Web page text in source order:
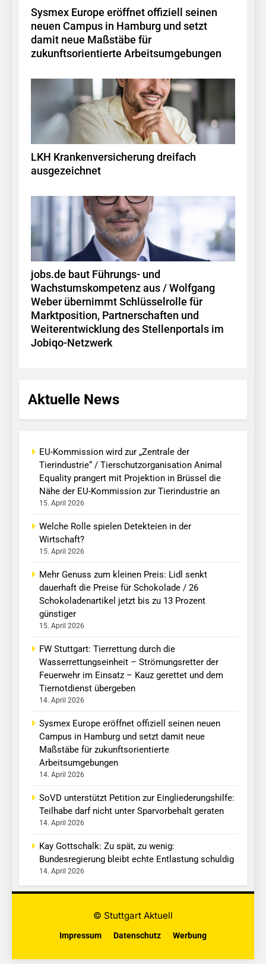
Sysmex Europe eröffnet offiziell seinen
neuen Campus in Hamburg und setzt
damit neue Maßstäbe für
zukunftsorientierte Arbeitsumgebungen
LKH Krankenversicherung dreifach
ausgezeichnet
jobs.de baut Führungs- und
Wachstumskompetenz aus / Wolfgang
Weber übernimmt Schlüsselrolle für
Marktposition, Partnerschaften und
Weiterentwicklung des Stellenportals im
Jobiqo-Netzwerk
Aktuelle News
EU-Kommission wird zur „Zentrale der
Tierindustrie“ / Tierschutzorganisation Animal
Equality prangert mit Projektion in Brüssel die
Nähe der EU-Kommission zur Tierindustrie an
15. April 2026
Welche Rolle spielen Detekteien in der
Wirtschaft?
15. April 2026
Mehr Genuss zum kleinen Preis: Lidl senkt
dauerhaft die Preise für Schokolade / 26
Schokoladenartikel jetzt bis zu 13 Prozent
günstiger
15. April 2026
FW Stuttgart: Tierrettung durch die
Wasserrettungseinheit – Strömungsretter der
Feuerwehr im Einsatz – Kauz gerettet und dem
Tiernotdienst übergeben
14. April 2026
Sysmex Europe eröffnet offiziell seinen neuen
Campus in Hamburg und setzt damit neue
Maßstäbe für zukunftsorientierte
Arbeitsumgebungen
14. April 2026
SoVD unterstützt Petition zur Eingliederungshilfe:
Teilhabe darf nicht unter Sparvorbehalt geraten
14. April 2026
Kay Gottschalk: Zu spät, zu wenig:
Bundesregierung bleibt echte Entlastung schuldig
14. April 2026
© Stuttgart Aktuell
Impressum Datenschutz Werbung